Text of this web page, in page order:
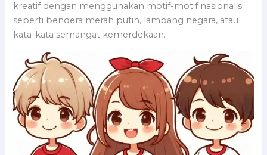
kreatif dengan menggunakan motif-motif nasionalis
seperti bendera merah putih, lambang negara, atau
kata-kata semangat kemerdekaan.